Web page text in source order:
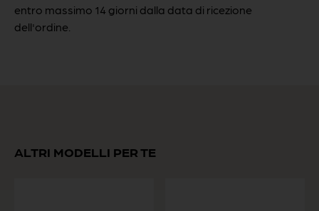
entro massimo 14 giorni dalla data di ricezione
dell'ordine.
ALTRI MODELLI PER TE